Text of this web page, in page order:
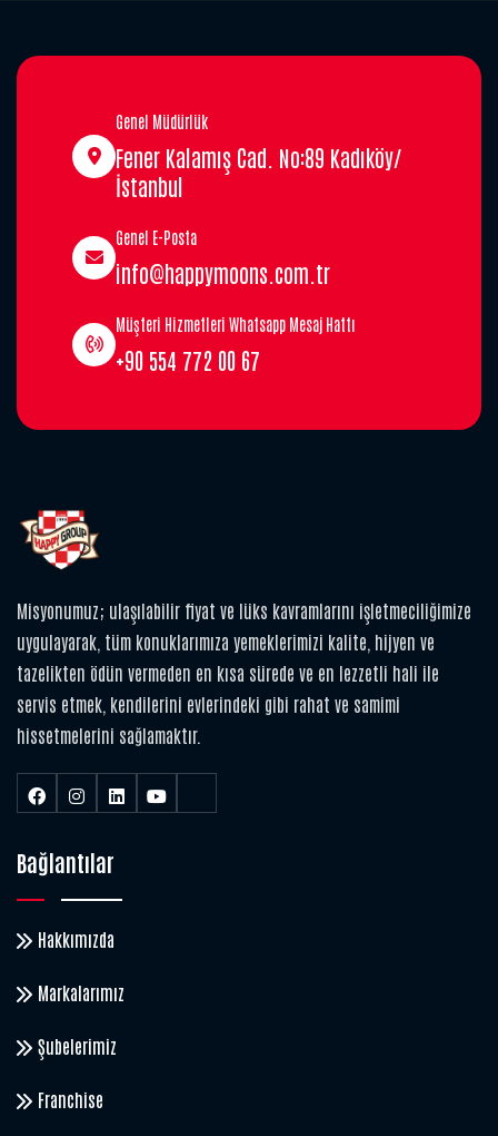
Genel Müdürlük
Fener Kalamış Cad. No:89 Kadıköy/
İstanbul
Genel E-Posta
info@happymoons.com.tr
Müşteri Hizmetleri Whatsapp Mesaj Hattı
+90 554 772 00 67
Misyonumuz; ulaşılabilir fiyat ve lüks kavramlarını işletmeciliğimize
uygulayarak, tüm konuklarımıza yemeklerimizi kalite, hijyen ve
tazelikten ödün vermeden en kısa sürede ve en lezzetli hali ile
servis etmek, kendilerini evlerindeki gibi rahat ve samimi
hissetmelerini sağlamaktır.
Bağlantılar
Hakkımızda
Markalarımız
Şubelerimiz
Franchise